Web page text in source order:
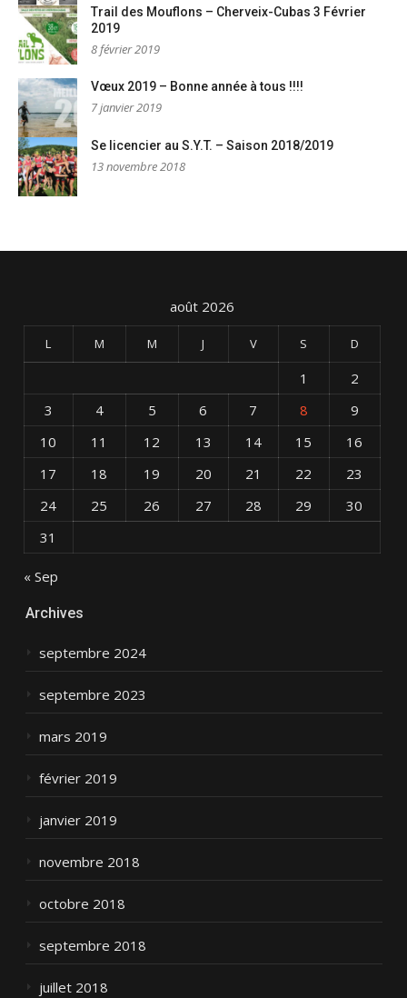
Trail des Mouflons – Cherveix-Cubas 3 Février
2019
8 février 2019
Vœux 2019 – Bonne année à tous !!!!
7 janvier 2019
Se licencier au S.Y.T. – Saison 2018/2019
13 novembre 2018
août 2026
L M M J V S D
1
2
3
4 5 6 7 8
9
10
11 12 13 14 15
16
17
18 19 20 21 22
23
24
25 26 27 28 29
30
31
« Sep
Archives
septembre 2024
septembre 2023
mars 2019
février 2019
janvier 2019
novembre 2018
octobre 2018
septembre 2018
juillet 2018